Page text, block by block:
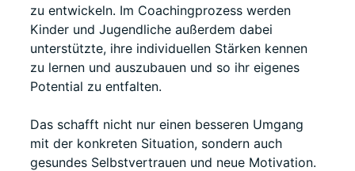
zu entwickeln. Im Coachingprozess werden
Kinder und Jugendliche außerdem dabei
unterstützte, ihre individuellen Stärken kennen
zu lernen und auszubauen und so ihr eigenes
Potential zu entfalten.
Das schafft nicht nur einen besseren Umgang
mit der konkreten Situation, sondern auch
gesundes Selbstvertrauen und neue Motivation.